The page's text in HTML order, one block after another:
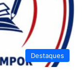
Destaques